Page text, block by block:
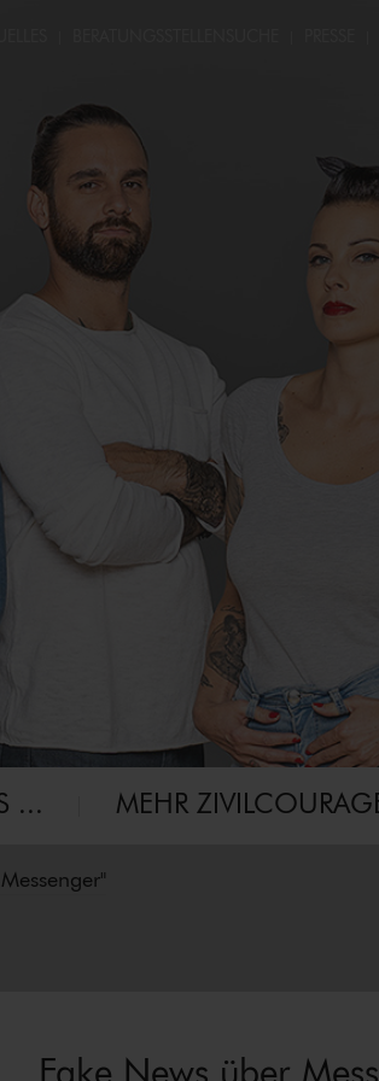
... MEHR